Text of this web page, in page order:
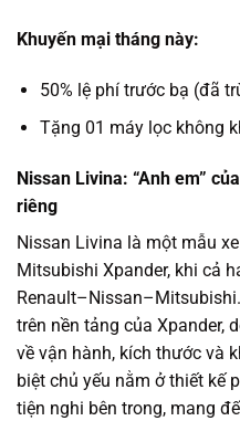
Khuyến mại tháng này:
50% lệ phí trước bạ (đã
Tặng 01 máy lọc không
Nissan Livina: “Anh em”
riêng
Nissan Livina là một mẫu
Mitsubishi Xpander, khi cả
trên nền tảng của Xpander,
về vận hành, kích thước và
biệt chủ yếu nằm ở thiết kế
tiện nghi bên trong, mang